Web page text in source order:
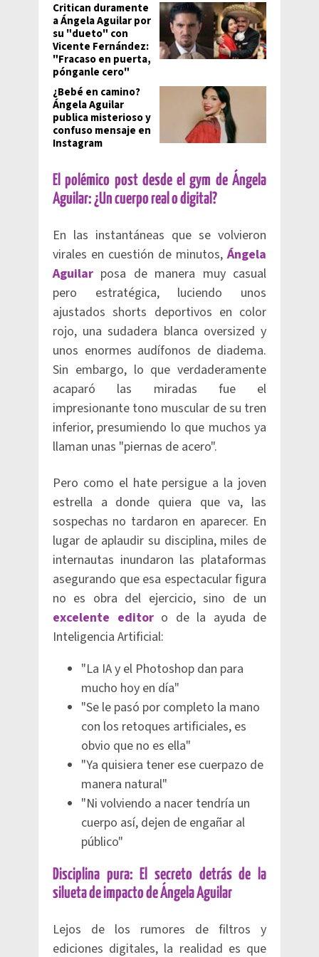
Critican duramente
a Ángela Aguilar por
su "dueto" con
Vicente Fernández:
"Fracaso en puerta,
pónganle cero"
¿Bebé en camino?
Ángela Aguilar
publica misterioso y
confuso mensaje en
Instagram
El polémico post desde el gym de Ángela
Aguilar: ¿Un cuerpo real o digital?
En las instantáneas que se volvieron
virales en cuestión de minutos,Ángela
Aguilar posa de manera muy casual
pero estratégica, luciendo unos
ajustados shorts deportivos en color
rojo, una sudadera blanca oversized y
unos enormes audífonos de diadema.
Sin embargo, lo que verdaderamente
acaparó las miradas fue el
impresionante tono muscular de su tren
inferior, presumiendo lo que muchos ya
llaman unas "piernas de acero".
Pero como el hate persigue a la joven
estrella a donde quiera que va, las
sospechas no tardaron en aparecer. En
lugar de aplaudir su disciplina, miles de
internautas inundaron las plataformas
asegurando que esa espectacular figura
no es obra del ejercicio, sino de un
excelente editoro de la ayuda de
Inteligencia Artificial:
"La IA y el Photoshop dan para
mucho hoy en día"
"Se le pasó por completo la mano
con los retoques artificiales, es
obvio que no es ella"
"Ya quisiera tener ese cuerpazo de
manera natural"
"Ni volviendo a nacer tendría un
cuerpo así, dejen de engañar al
público"
Disciplina pura: El secreto detrás de la
silueta de impacto de Ángela Aguilar
Lejos de los rumores de filtros y
ediciones digitales, la realidad es que